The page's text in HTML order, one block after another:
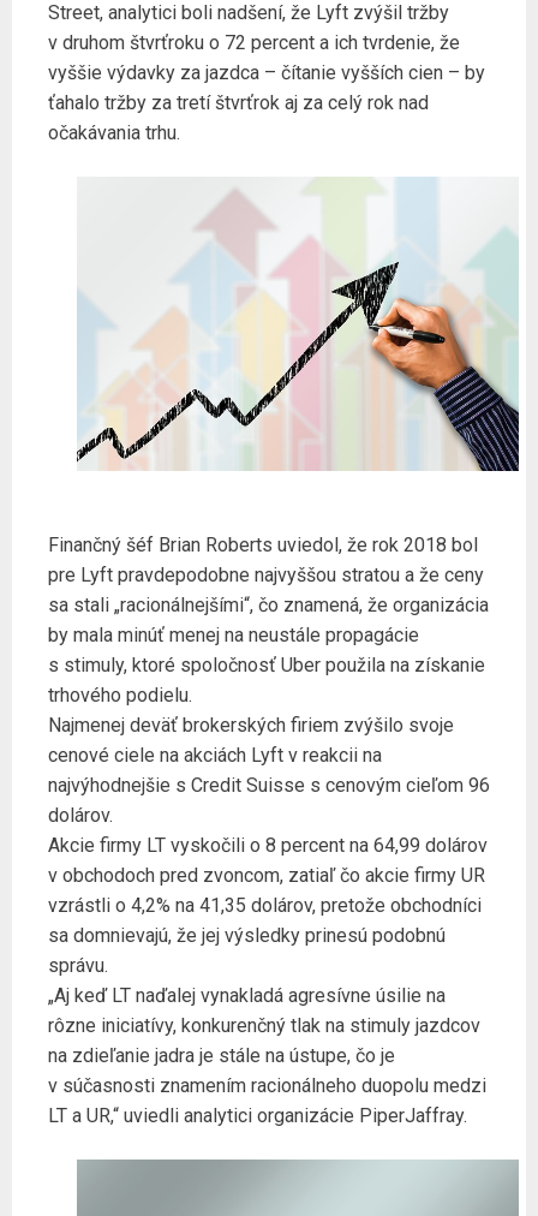
Street, analytici boli nadšení, že Lyft zvýšil tržby
v druhom štvrťroku o 72 percent a ich tvrdenie, že
vyššie výdavky za jazdca – čítanie vyšších cien – by
ťahalo tržby za tretí štvrťrok aj za celý rok nad
očakávania trhu.
Finančný šéf Brian Roberts uviedol, že rok 2018 bol
pre Lyft pravdepodobne najvyššou stratou a že ceny
sa stali „racionálnejšími“, čo znamená, že organizácia
by mala minúť menej na neustále propagácie
s stimuly, ktoré spoločnosť Uber použila na získanie
trhového podielu.
Najmenej deväť brokerských firiem zvýšilo svoje
cenové ciele na akciách Lyft v reakcii na
najvýhodnejšie s Credit Suisse s cenovým cieľom 96
dolárov.
Akcie firmy LT vyskočili o 8 percent na 64,99 dolárov
v obchodoch pred zvoncom, zatiaľ čo akcie firmy UR
vzrástli o 4,2% na 41,35 dolárov, pretože obchodníci
sa domnievajú, že jej výsledky prinesú podobnú
správu.
„Aj keď LT naďalej vynakladá agresívne úsilie na
rôzne iniciatívy, konkurenčný tlak na stimuly jazdcov
na zdieľanie jadra je stále na ústupe, čo je
v súčasnosti znamením racionálneho duopolu medzi
LT a UR,“ uviedli analytici organizácie PiperJaffray.